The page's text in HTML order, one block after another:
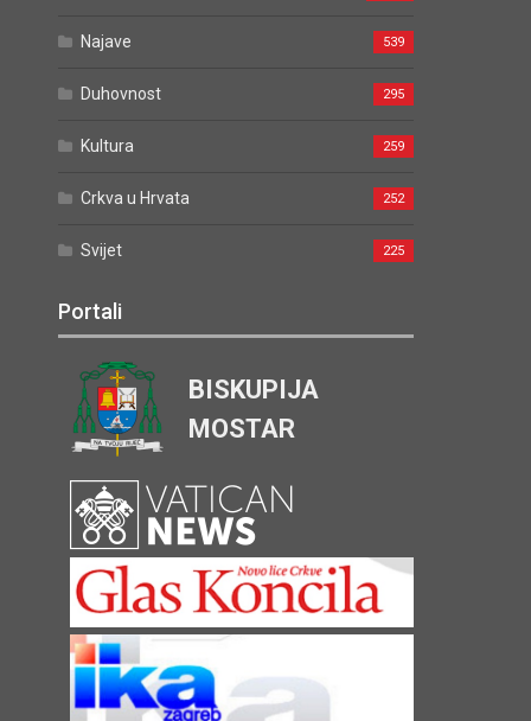
Najave 539
Duhovnost 295
Kultura 259
Crkva u Hrvata 252
Svijet 225
Portali
BISKUPIJA
MOSTAR